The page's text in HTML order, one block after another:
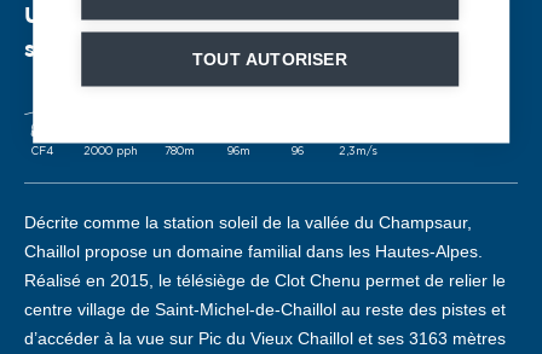
Un télésiège structurant pour le domaine
skiable de Chaillol
CF4 2000 pph 780m 96m 96 2,3m/s
Décrite comme la station soleil de la vallée du Champsaur,
Chaillol propose un domaine familial dans les Hautes-Alpes.
Réalisé en 2015, le télésiège de Clot Chenu permet de relier le
centre village de Saint-Michel-de-Chaillol au reste des pistes et
d’accéder à la vue sur Pic du Vieux Chaillol et ses 3163 mètres
TOUT AUTORISER